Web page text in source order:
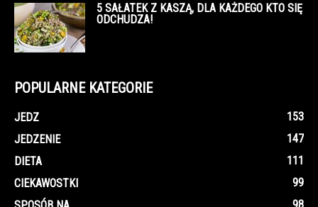
5 SAŁATEK Z KASZĄ, DLA KAŻDEGO KTO SIĘ
ODCHUDZA!
POPULARNE KATEGORIE
JEDZ
153
JEDZENIE
147
DIETA
111
CIEKAWOSTKI
99